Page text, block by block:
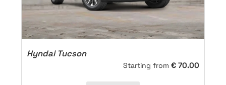
Hyndai Tucson
Starting from € 70.00